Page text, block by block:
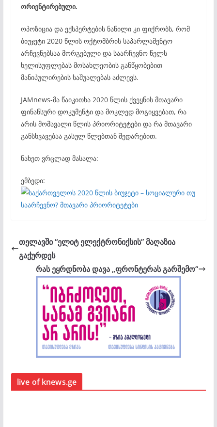
ორიენტირებული.
ოპოზიცია და ექსპერტების ნაწილი კი ფიქრობს, რომ
ბიუჯეტი 2020 წლის ოქტომბრის საპარლამენტო
არჩევნებსაა მორგებული და საარჩევნო წელს
ხელისუფლებას მოსახლეობის განწყობებით
მანიპულირების საშუალებას აძლევს.
JAMnews-მა წაიკითხა 2020 წლის ქვეყნის მთავარი
ფინანსური დოკუმენტი და მოკლედ მოგიყვებათ, რა
არის მომავალი წლის პრიორიტეტები და რა მთავარი
განსხვავებაა გასულ წლებთან შედარებით.
ნახეთ ვრცლად მასალა:
ემბედი:
თელავში “ელიტ ელექტრონიქსის” მაღაზია
გაქურდეს
რას ეყრდნობა დავა „ფრონტერას გარშემო“
live of knews.ge